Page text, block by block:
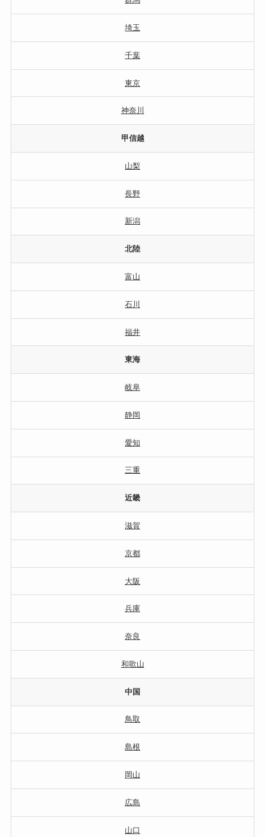
埼玉
千葉
東京
神奈川
甲信越
山梨
長野
新潟
北陸
富山
石川
福井
東海
岐阜
静岡
愛知
三重
近畿
滋賀
京都
大阪
兵庫
奈良
和歌山
中国
鳥取
島根
岡山
広島
山口